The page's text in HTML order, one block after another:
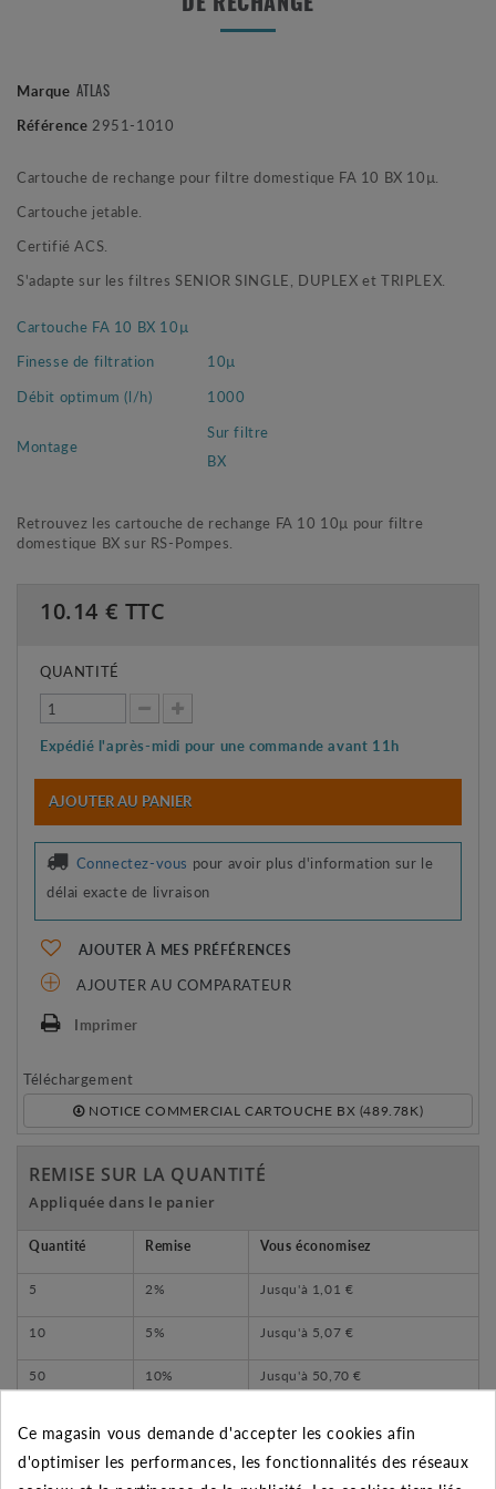
DE RECHANGE
Marque ATLAS
Référence 2951-1010
Cartouche de rechange pour filtre domestique FA 10 BX 10µ.
Cartouche jetable.
Certifié ACS.
S'adapte sur les filtres SENIOR SINGLE, DUPLEX et TRIPLEX.
Cartouche FA 10 BX 10µ
Finesse de filtration
10µ
Débit optimum (l/h)
1000
Montage
Sur filtre
BX
Retrouvez les cartouche de rechange FA 10 10µ pour filtre
domestique BX sur RS-Pompes.
10.14 € TTC
QUANTITÉ
Expédié l'après-midi pour une commande avant 11h
AJOUTER AU PANIER
Connectez-vous pour avoir plus d'information sur le
délai exacte de livraison
AJOUTER À MES PRÉFÉRENCES
AJOUTER AU COMPARATEUR
Imprimer
Téléchargement
NOTICE COMMERCIAL CARTOUCHE BX (489.78K)
REMISE SUR LA QUANTITÉ
Appliquée dans le panier
Quantité Remise Vous économisez
5 2% Jusqu'à 1,01 €
10 5% Jusqu'à 5,07 €
50 10% Jusqu'à 50,70 €
Ce magasin vous demande d'accepter les cookies afin
d'optimiser les performances, les fonctionnalités des réseaux